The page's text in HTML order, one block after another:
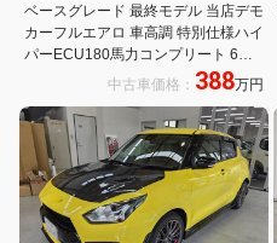
ベースグレード 最終モデル 当店デモ
カーフルエアロ 車高調 特別仕様ハイ
パーECU180馬力コンプリート 6速
マニュアルミッション アダクティブ
ー
中古車価格： 388万円